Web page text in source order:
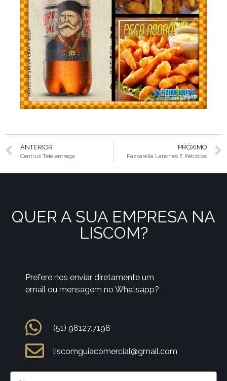
ANTERIOR
Centrus Tele entrega
PRÓXIMO
Passarella Lanches E Petiscos
QUER A SUA EMPRESA NA
LISCOM?
Prefere nos enviar diretamente um
email ou mensagem no Whatsapp?
(51) 98127.7198
liscomguiacomercial@gmail.com